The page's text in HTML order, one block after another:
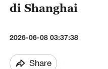
di Shanghai
2026-06-08 03:37:38
Share